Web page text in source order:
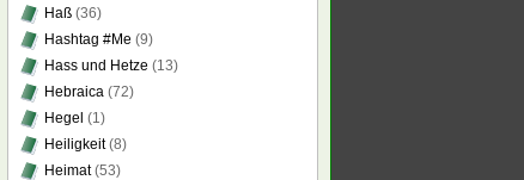
Haß (36)
Hashtag #Me (9)
Hass und Hetze (13)
Hebraica (72)
Hegel (1)
Heiligkeit(8)
Heimat(53)